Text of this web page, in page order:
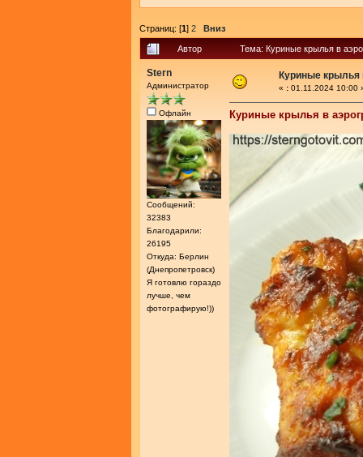
Страниц: [1] 2 Вниз
Автор Тема: Куриные крылья в
Stern
Администратор
Офлайн
Сообщений:
32383
Благодарили:
26195
Откуда: Берлин
(Днепропетровск)
Я готовлю гораздо
лучше, чем
фотографирую!))
Куриные крылья
« : 01.11.2024 10:00
Куриные крылья в